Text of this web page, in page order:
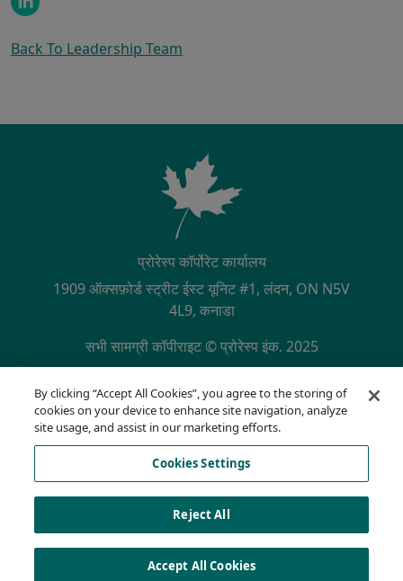
Back To Leadership Team
प्रोरेस्प कॉर्पोरेट कार्यालय
1909 ऑक्सफ़ोर्ड स्ट्रीट ईस्ट यूनिट #1, लंदन, ON N5V
4L9, कनाडा
सभी सामग्री कॉपीराइट © प्रोरेस्प इंक. 2025
SECONDARY MENU
गोपनीयता नीति
अनुपालन हॉटलाइन
उपयोग की शर्तें
AODA
Cookies Settings
By clicking “Accept All Cookies”, you agree to the storing of
cookies on your device to enhance site navigation, analyze
site usage, and assist in our marketing efforts.
Cookies Settings
Reject All
Accept All Cookies